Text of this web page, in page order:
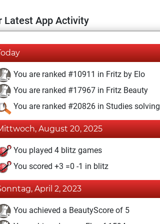
Latest App Activity
You are ranked #10911 in Fritz by Elo
You are ranked #17967 in Fritz Beauty
You are ranked #20826 in Studies solving
August 20, 2025
You played 4 blitz games
You scored +3 =0 -1 in blitz
April 2, 2023
You achieved a BeautyScore of 5